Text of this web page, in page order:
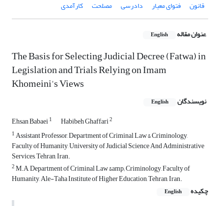
قانون
فتوای معیار دادرسی مصلحت کارآمدی
عنوان مقاله English
The Basis for Selecting Judicial Decree (Fatwa) in
Legislation and Trials Relying on Imam
Khomeini's Views
نویسندگان English
Ehsan Babaei1 Habibeh Ghaffari2
1Assistant Professor, Department of Criminal Law & Criminology,
Faculty of Humanity, University of Judicial Science And Administrative
Services, Tehran, Iran.
2M.A, Department of Criminal Law &amp; Criminology, Faculty of
Humanity, Ale-Taha Institute of Higher Education, Tehran, Iran.
چکیده
English